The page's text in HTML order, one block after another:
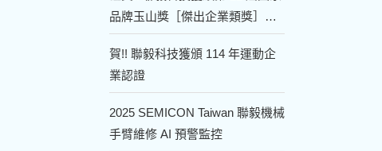
品牌玉山獎［傑出企業類獎］、
［傑出企業領導人獎］
賀!! 聯毅科技獲頒 114 年運動企
業認證
2025 SEMICON Taiwan 聯毅機械
手臂維修 AI 預警監控